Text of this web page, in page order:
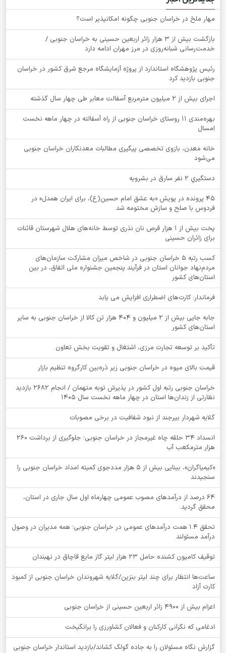
‌مهار ملخ در خراسان جنوبی چگونه امکانپذیر است؟
بازگشت بیش از ۳ هزار زائر اربعین حسینی به خراسان جنوبی /
خدمت‌رسانی شبانه‌روزی در مرز مهران ادامه دارد
رئیس پژوهشگاه استاندارد از پروژه آزمایشگاه مرجع شرق کشور در خراسان
جنوبی بازدید کرد
اجرای بیش از ۲ میلیون مترمربع آسفالت معابر طی چهار سال گذشته
بهره‌مندی ۱۱ روستای خراسان جنوبی از راه آسفالته در چهار ماهه نخست
امسال
خانه معدن، بازوی تخصصی پیگیری مطالبات معدنکاران خراسان جنوبی
می‌شود
دستگيري 2 نفر سارق در بشرويه
۴۵ پرونده در پویش «به عشق امام حسین(ع)، برای ایران همدل» در
فردوس با صلح و سازش مختومه شد
پخت بیش از 1 هزار قرص نان نذری توسط خانه‌های هلال شهرستان قائنات
برای زائران حسینی
کسب رتبه ۵ خراسان جنوبی در شاخص میزان مشارکت سازمان‌های
مردم‌نهاد جوانان استان در فرآیند پنجمین جشنواره ملی اتفاق، در بین
استان‌های کشور
فرماندار: کارت‌های اضطراری افزایش می یابد
جابه جایی بیش از 2 میلیون و 404 هزار تن کالا از خراسان جنوبی به سایر
استان‌های کشور
تأکید بر توسعه تجارت مرزی، اشتغال و تقویت بخش تعاون
قیمت بالای میوه در خراسان جنوبی زیر ذره‌بین کارگروه تنظیم بازار
خراسان جنوبی رتبه اول کشور در پذیرش توبه متهمان / انجام ۲۶۸۲ بازدید
نظارتی از زندان‌ها استان در چهار ماهه نخست سال 1405
گلایه شهردار بیرجند از نبود شفافیت در برخی مصوبات
انسداد ۳۴ حلقه چاه غیرمجاز در خراسان جنوبی؛ جلوگیری از برداشت ۲۶۰
هزار مترمکعب آب
«کیمیاگران»، بینایی بیش از ۵ هزار مددجوی کمیته امداد خراسان جنوبی را
سنجیدند
64 درصد از درآمدهای مصوب عمومی چهارماه اول سال جاری در استان،
محقق گردید.
تحقق ۱.۴ همت درآمدهای عمومی در خراسان جنوبی؛ همه مدیران در وصول
درآمد مسئولند
توقيف کامیون کشنده حامل 23 هزار لیتر گاز مایع قاچاق در نهبندان
ساعت‌ها انتظار برای چند لیتر بنزین/گلایه شهروندان خراسان جنوبی از کمبود
کارت آزاد
اعزام بیش از 4900 زائر اربعین حسینی از خراسان جنوبی
ادغامی که نگرانی کارکنان و فعالان کشاورزی را برانگیخت
گزارش نگاه مسئولان را به جاده گولگ کشاند/بازدید استاندار خراسان جنوبی